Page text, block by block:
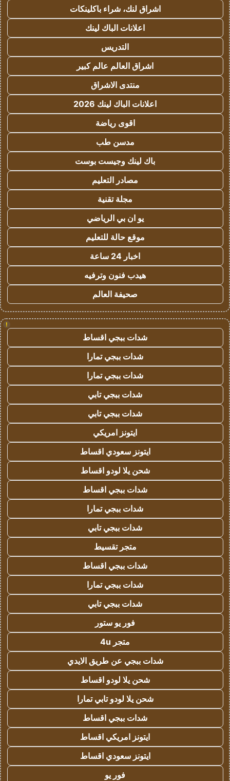
اشراق لنك، شراء باكلينكات
اعلانات الباك لينك
التدريس
اشراق العالم عالم كبير
منتدى الاشراق
اعلانات الباك لينك 2026
اقوى رياضة
مدسن طب
باك لينك وجيست بوست
مصادر التعليم
مجلة تقنية
يو ان بي الرياضي
موقع حالة للتعليم
اخبار 24 ساعة
هيدب فنون وترفيه
صحيفة العالم
!
شدات ببجي اقساط
شدات ببجي تمارا
شدات ببجي تمارا
شدات ببجي تابي
شدات ببجي تابي
ايتونز امريكي
ايتونز سعودي اقساط
شحن يلا لودو اقساط
شدات ببجي اقساط
شدات ببجي تمارا
شدات ببجي تابي
متجر تقسيط
شدات ببجي اقساط
شدات ببجي تمارا
شدات ببجي تابي
فور يو ستور
متجر 4u
شدات ببجي عن طريق الايدي
شحن يلا لودو اقساط
شحن يلا لودو تابي تمارا
شدات ببجي اقساط
ايتونز امريكي اقساط
ايتونز سعودي اقساط
فور يو